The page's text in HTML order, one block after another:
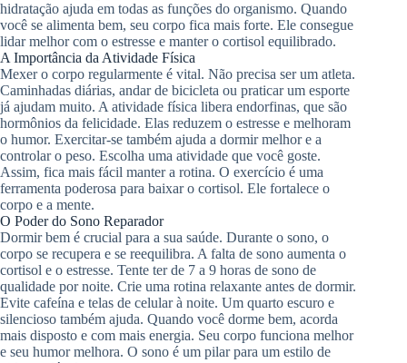
hidratação ajuda em todas as funções do organismo. Quando
você se alimenta bem, seu corpo fica mais forte. Ele consegue
lidar melhor com o estresse e manter o cortisol equilibrado.
A Importância da Atividade Física
Mexer o corpo regularmente é vital. Não precisa ser um atleta.
Caminhadas diárias, andar de bicicleta ou praticar um esporte
já ajudam muito. A atividade física libera endorfinas, que são
hormônios da felicidade. Elas reduzem o estresse e melhoram
o humor. Exercitar-se também ajuda a dormir melhor e a
controlar o peso. Escolha uma atividade que você goste.
Assim, fica mais fácil manter a rotina. O exercício é uma
ferramenta poderosa para baixar o cortisol. Ele fortalece o
corpo e a mente.
O Poder do Sono Reparador
Dormir bem é crucial para a sua saúde. Durante o sono, o
corpo se recupera e se reequilibra. A falta de sono aumenta o
cortisol e o estresse. Tente ter de 7 a 9 horas de sono de
qualidade por noite. Crie uma rotina relaxante antes de dormir.
Evite cafeína e telas de celular à noite. Um quarto escuro e
silencioso também ajuda. Quando você dorme bem, acorda
mais disposto e com mais energia. Seu corpo funciona melhor
e seu humor melhora. O sono é um pilar para um estilo de